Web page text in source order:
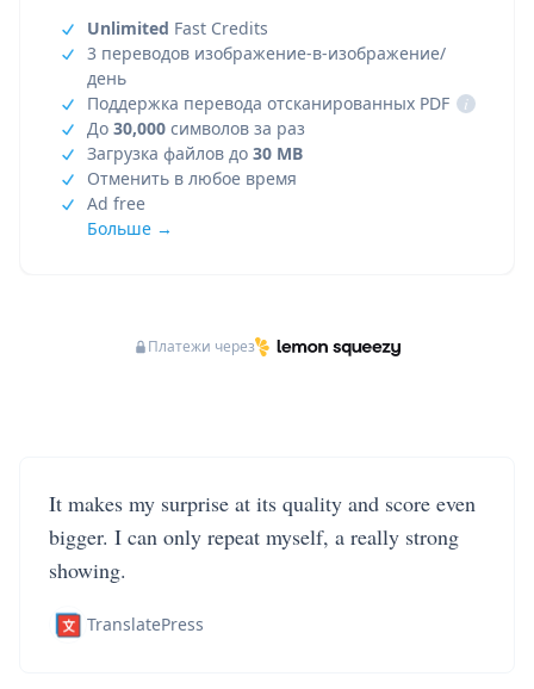
Unlimited Fast Credits
3 переводов изображение-в-изображение/
день
Поддержка перевода отсканированных PDF
i
До 30,000 символов за раз
Загрузка файлов до 30 MB
Отменить в любое время
Ad free
Больше →
Платежи через
It makes my surprise at its quality and score even
bigger. I can only repeat myself, a really strong
showing.
TranslatePress